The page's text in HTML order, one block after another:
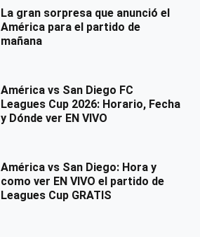
La gran sorpresa que anunció el
América para el partido de
mañana
América vs San Diego FC
Leagues Cup 2026: Horario, Fecha
y Dónde ver EN VIVO
América vs San Diego: Hora y
como ver EN VIVO el partido de
Leagues Cup GRATIS